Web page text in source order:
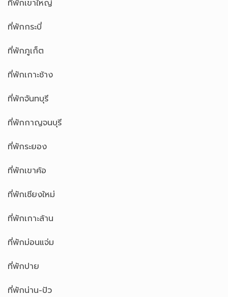
ที่พักเขาใหญ่
ที่พักกระบี่
ที่พักภูเก็ต
ที่พักเกาะช้าง
ที่พักจันทบุรี
ที่พักกาญจนบุรี
ที่พักระยอง
ที่พักเขาค้อ
ที่พักเชียงใหม่
ที่พักเกาะล้าน
ที่พักม่อนแจ่ม
ที่พักปาย
ที่พักน่าน-ปัว